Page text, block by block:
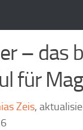
– das
für
Zeis,